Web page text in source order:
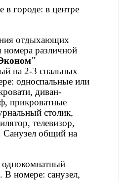
в городе: в центре
отдыхающих
номера различной
на 2-3 спальных
односпальные или
диван-
прикроватные
столик,
телевизор,
Санузел общий на
однокомнатный
В номере: санузел,